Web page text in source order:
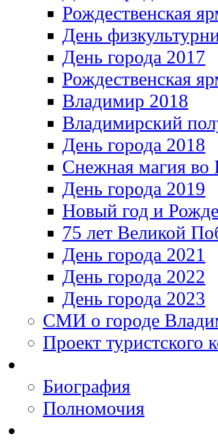
Рождественская
День
День города 2017
Рождественская
Владимир 2018
Владимирский
День города 2018
Снежная магия во
День города 2019
Новый год и
75 лет Великой
День города 2021
День города 2022
День города 2023
СМИ о городе
Проект туристского
Биография
Полномочия